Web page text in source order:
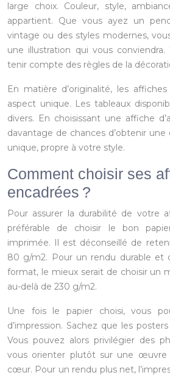
large choix. Couleur, style,
appartient. Que vous ayez un
vintage ou des styles modernes,
une illustration qui vous conviendra.
tenir compte des règles de la
En matière d’originalité, les
aspect unique. Les tableaux
divers. En choisissant une affiche
davantage de chances d’obtenir
unique, propre à votre style.
Comment choisir ses
encadrées ?
Pour assurer la durabilité de votre
préférable de choisir le bon
imprimée. Il est déconseillé de
80 g/m2. Pour un rendu durable et
format, le mieux serait de choisir un
au-delà de 230 g/m2.
Une fois le papier choisi, vous
d’impression. Sachez que les
Vous pouvez alors privilégier des
vous orienter plutôt sur une œuvre
cœur. Pour un rendu plus net,